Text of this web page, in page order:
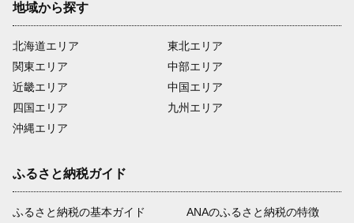
地域から探す
北海道エリア
関東エリア
近畿エリア
四国エリア
沖縄エリア
東北エリア
中部エリア
中国エリア
九州エリア
ふるさと納税ガイド
ふるさと納税の基本ガイド
ANAのふるさと納税の特徴